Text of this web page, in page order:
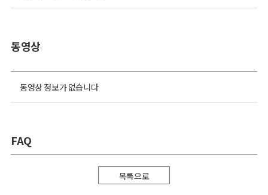
동영상
동영상 정보가 없습니다
FAQ
목록으로